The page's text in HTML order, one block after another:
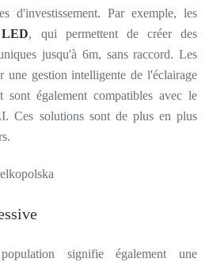
d'investissement. Par exemple, les
, qui permettent de créer des
jusqu'à 6m, sans raccord. Les
une gestion intelligente de l'éclairage
également compatibles avec le
Ces solutions sont de plus en plus
signifie également une